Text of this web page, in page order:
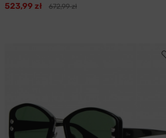
523,99 zł 672,99 zł